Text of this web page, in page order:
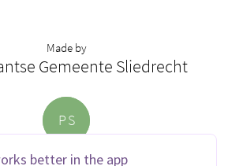
better in the app
Made by
Gemeente Sliedrecht
PS